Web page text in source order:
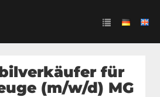
für
(m/w/d) MG